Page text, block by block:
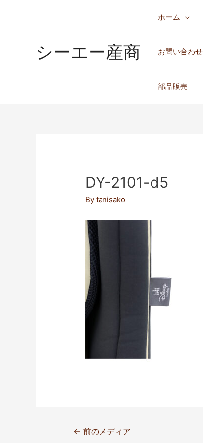
シーエー産商
ホーム
お問い合わせ
部品販売
DY-2101-d5
Bytanisako
← 前のメディア